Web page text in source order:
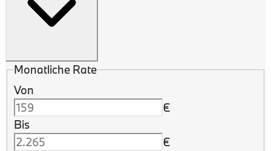
Monatliche Rate
Von
€
Bis
€